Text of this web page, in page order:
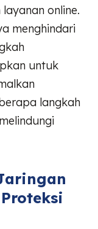
online.
menghindari
untuk
langkah